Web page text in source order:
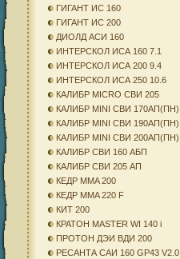
ГИГАНТ ИС 160
ГИГАНТ ИС 200
ДИОЛД АСИ 160
ИНТЕРСКОЛ ИСА 160 7.1
ИНТЕРСКОЛ ИСА 200 9.4
ИНТЕРСКОЛ ИСА 250 10.6
КАЛИБР MICRO СВИ 205
КАЛИБР MINI СВИ 170АП(ПН)
КАЛИБР MINI СВИ 190АП(ПН)
КАЛИБР MINI СВИ 200АП(ПН)
КАЛИБР СВИ 160 АБП
КАЛИБР СВИ 205 АП
КЕДР MMA 200
КЕДР MMA 220 F
КИТ 200
КРАТОН MASTER WI 140 i
ПРОТОН ДЭИ ВДИ 200
РЕСАНТА САИ 160 GP43 V2.0